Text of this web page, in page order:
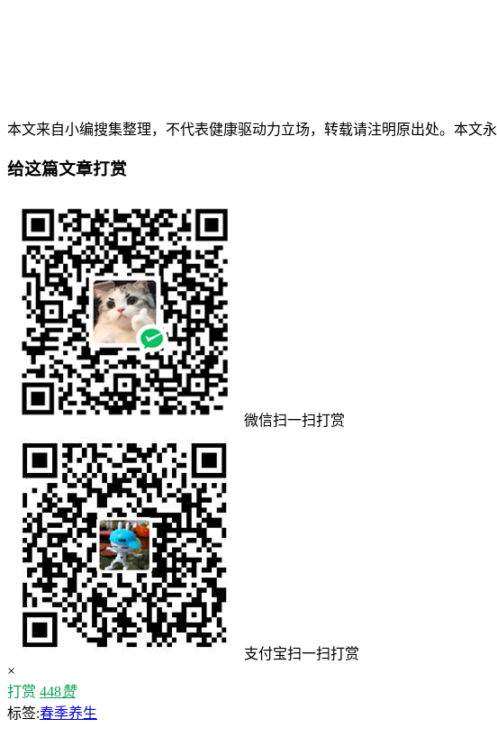
本文来自小编搜集整理，不代表健康驱动力立场，转载请注明原出处。本文永
给这篇文章打赏
微信扫一扫打赏
支付宝扫一扫打赏
×
打赏 448赞
标签:春季养生